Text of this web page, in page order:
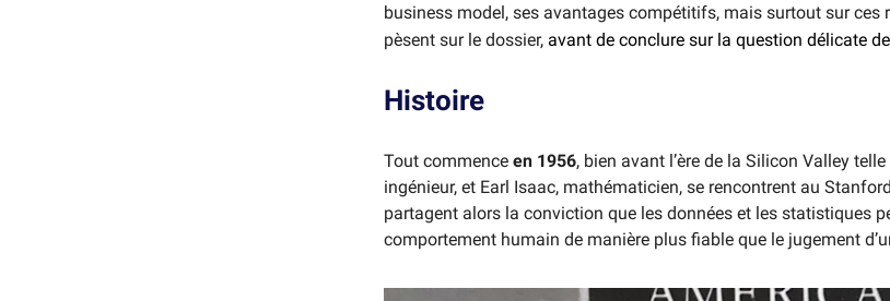
business model, ses avantages compétitifs, mais surtout sur ces
pèsent sur le dossier, avant de conclure sur la question délicate
Histoire
Tout commence en 1956, bien avant l’ère de la Silicon Valley
ingénieur, et Earl Isaac, mathématicien, se rencontrent au
partagent alors la conviction que les données et les statistiques
comportement humain de manière plus fiable que le jugement